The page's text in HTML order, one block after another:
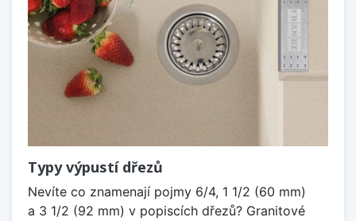
Typy výpustí dřezů
Nevíte co znamenají pojmy 6/4, 1 1/2 (60 mm)
a 3 1/2 (92 mm) v popiscích dřezů? Granitové